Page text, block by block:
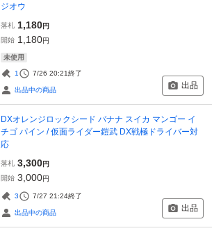
ジオウ
落札 1,180円
開始 1,180円
未使用
1 7/26 20:21終了
出品中の商品 出品
DXオレンジロックシード バナナ スイカ マンゴー イ
チゴ パイン / 仮面ライダー鎧武 DX戦極ドライバー対
応
落札 3,300円
開始 3,000円
3 7/27 21:24終了
出品中の商品 出品